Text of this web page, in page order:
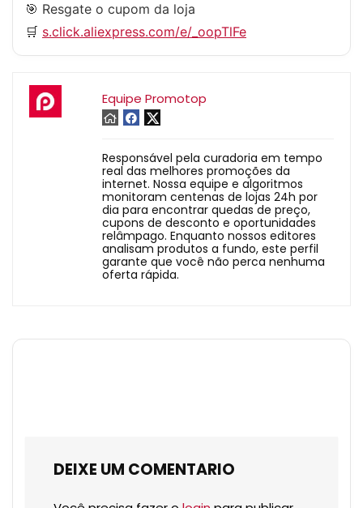
🎯 Resgate o cupom da loja
🛒 s.click.aliexpress.com/e/_oopTlFe
Equipe Promotop
Responsável pela curadoria em tempo
real das melhores promoções da
internet. Nossa equipe e algoritmos
monitoram centenas de lojas 24h por
dia para encontrar quedas de preço,
cupons de desconto e oportunidades
relâmpago. Enquanto nossos editores
analisam produtos a fundo, este perfil
garante que você não perca nenhuma
oferta rápida.
DEIXE UM COMENTARIO